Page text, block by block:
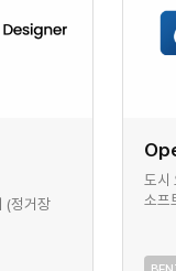
(정거장
도시
소프